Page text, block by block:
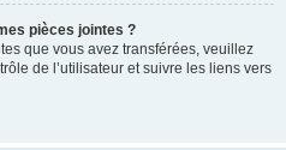
pièces jointes ?
que vous avez transférées, veuillez
de l’utilisateur et suivre les liens vers